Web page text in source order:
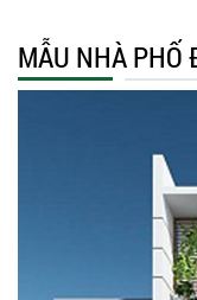
MẪU NHÀ PHỐ